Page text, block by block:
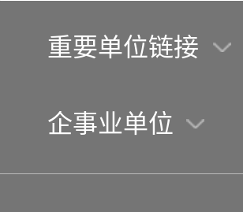
重要单位链接
企事业单位